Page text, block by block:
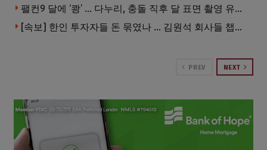
팰컨9 달에 ‘쾅’ … 다누리, 충돌 직후 달 표면 촬영 유일 탐사선
[속보] 한인 투자자들 돈 묶였나 … 김원석 회사들 챕터7 강제파산·자진파산 잇따라 신청
PREV NEXT